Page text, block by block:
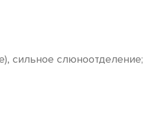
сильное слюноотделение;